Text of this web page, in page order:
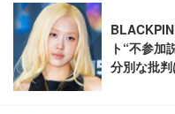
ス圧無段階
ト 幅52×奥
勤務 ブラック
￥4,139
グモニター
像低減 (3年
￥34,980
ュラー 200
￥3,731